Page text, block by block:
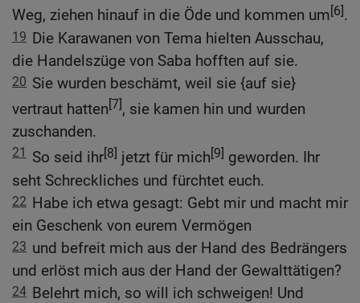
Weg, ziehen hinauf in die Öde und kommen um[6].
19 Die Karawanen von Tema hielten Ausschau,
die Handelszüge von Saba hofften auf sie.
20 Sie wurden beschämt, weil sie {auf sie}
vertraut hatten[7], sie kamen hin und wurden
zuschanden.
21 So seid ihr[8] jetzt für mich[9] geworden. Ihr
seht Schreckliches und fürchtet euch.
22 Habe ich etwa gesagt: Gebt mir und macht mir
ein Geschenk von eurem Vermögen
23 und befreit mich aus der Hand des Bedrängers
und erlöst mich aus der Hand der Gewalttätigen?
24 Belehrt mich, so will ich schweigen! Und